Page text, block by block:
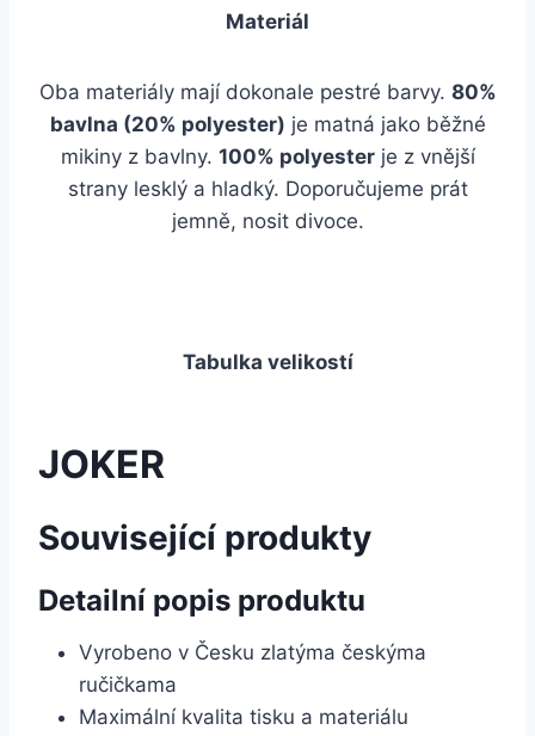
Materiál
Oba materiály mají dokonale pestré barvy. 80%
bavlna (20% polyester) je matná jako běžné
mikiny z bavlny. 100% polyesterje z vnější
strany lesklý a hladký. Doporučujeme prát
jemně, nosit divoce.
Tabulka velikostí
JOKER
Související produkty
Detailní popis produktu
Vyrobeno v Česku zlatýma českýma
ručičkama
Maximální kvalita tisku a materiálu